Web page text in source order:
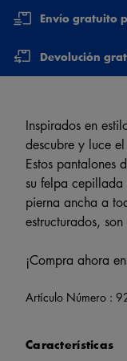
Envío gratuito
Devolución
Inspirados en
descubre y luce
Estos pantalones
su felpa
pierna ancha a
estructurados,
¡Compra ahora
Artículo Número :
Características